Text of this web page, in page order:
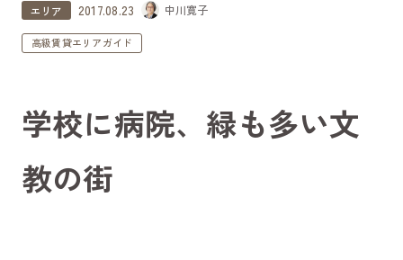
エリア 2017.08.23 中川寛子
高級賃貸エリアガイド
学校に病院、緑も多い文
教の街